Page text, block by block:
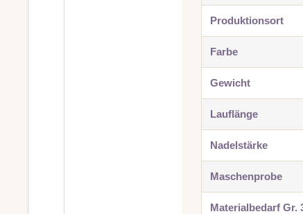
Produktionsort
Farbe
Gewicht
Lauflänge
Nadelstärke
Maschenprobe
Materialbedarf Gr.